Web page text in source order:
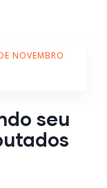
NOVEMBRO
seu